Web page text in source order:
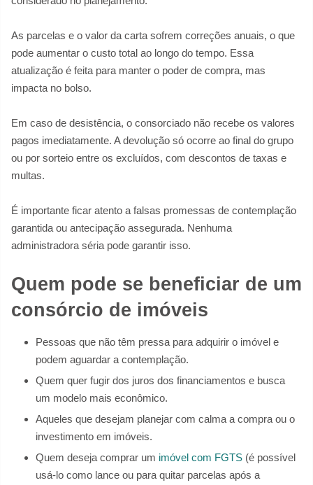
As parcelas e o valor da carta sofrem correções anuais, o que
pode aumentar o custo total ao longo do tempo. Essa
atualização é feita para manter o poder de compra, mas
impacta no bolso.
Em caso de desistência, o consorciado não recebe os valores
pagos imediatamente. A devolução só ocorre ao final do grupo
ou por sorteio entre os excluídos, com descontos de taxas e
multas.
É importante ficar atento a falsas promessas de contemplação
garantida ou antecipação assegurada. Nenhuma
administradora séria pode garantir isso.
Quem pode se beneficiar de um
consórcio de imóveis
Pessoas que não têm pressa para adquirir o imóvel e
podem aguardar a contemplação.
Quem quer fugir dos juros dos financiamentos e busca
um modelo mais econômico.
Aqueles que desejam planejar com calma a compra ou o
investimento em imóveis.
Quem deseja comprar um imóvel com FGTS (é possível
usá-lo como lance ou para quitar parcelas após a